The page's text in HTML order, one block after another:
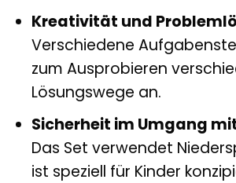
Kreativität und
Verschiedene
zum Ausprobieren
Lösungswege an.
Sicherheit im Umgang
Das Set verwendet
ist speziell für Kinder